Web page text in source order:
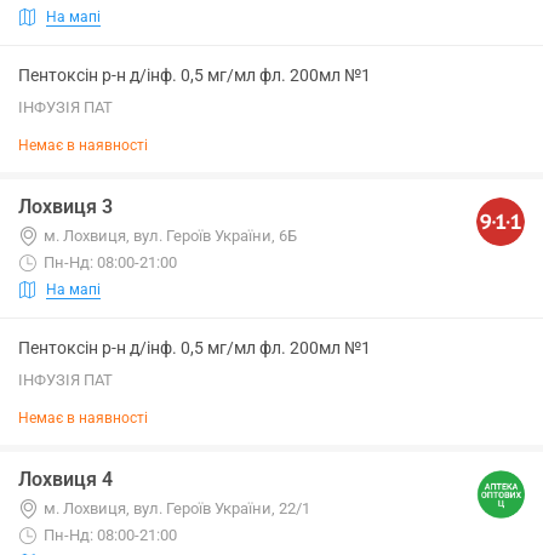
На мапі
Пентоксін р-н д/інф. 0,5 мг/мл фл. 200мл №1
ІНФУЗІЯ ПАТ
Немає в наявності
Лохвиця 3
м. Лохвиця, вул. Героїв України, 6Б
Пн-Нд: 08:00-21:00
На мапі
Пентоксін р-н д/інф. 0,5 мг/мл фл. 200мл №1
ІНФУЗІЯ ПАТ
Немає в наявності
Лохвиця 4
м. Лохвиця, вул. Героїв України, 22/1
Пн-Нд: 08:00-21:00